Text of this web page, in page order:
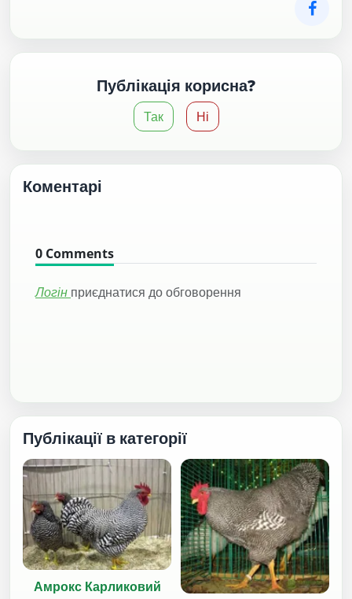
Публікація корисна?
Так Ні
Коментарі
0 Comments
Логін приєднатися до обговорення
Публікації в категорії
Амрокс Карликовий